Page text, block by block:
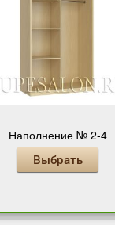
Наполнение № 2-4
Выбрать